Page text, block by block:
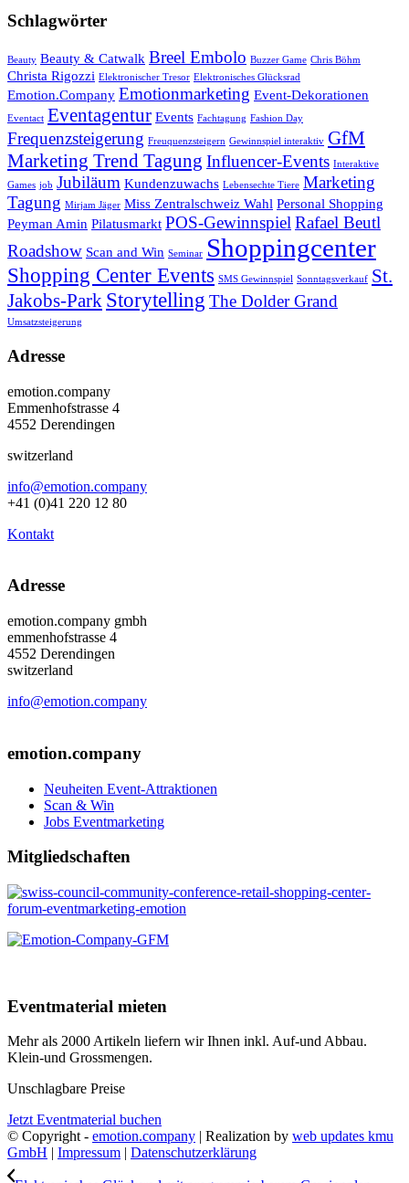
Schlagwörter
Beauty Beauty & Catwalk Breel Embolo Buzzer Game Chris Böhm
Christa Rigozzi Elektronischer Tresor Elektronisches Glücksrad
Emotion.Company Emotionmarketing Event-Dekorationen
Eventact Eventagentur Events Fachtagung Fashion Day
Frequenzsteigerung Freuquenzsteigern Gewinnspiel interaktiv GfM
Marketing Trend Tagung Influencer-Events Interaktive
Games job Jubiläum Kundenzuwachs Lebensechte Tiere Marketing
Tagung Mirjam Jäger Miss Zentralschweiz Wahl Personal Shopping
Peyman Amin Pilatusmarkt POS-GewinnspielRafael Beutl
Roadshow Scan and Win Seminar Shoppingcenter
Shopping Center Events SMS Gewinnspiel Sonntagsverkauf St.
Jakobs-Park Storytelling The Dolder Grand
Umsatzsteigerung
Adresse
emotion.company
Emmenhofstrasse 4
4552 Derendingen
switzerland
info@emotion.company
+41 (0)41 220 12 80
Kontakt
Adresse
emotion.company gmbh
emmenhofstrasse 4
4552 Derendingen
switzerland
info@emotion.company
emotion.company
Neuheiten Event-Attraktionen
Scan & Win
Jobs Eventmarketing
Mitgliedschaften
Eventmaterial mieten
Mehr als 2000 Artikeln liefern wir Ihnen inkl. Auf-und Abbau.
Klein-und Grossmengen.
Unschlagbare Preise
Jetzt Eventmaterial buchen
© Copyright - emotion.company | Realization by web updates kmu
GmbH | Impressum | Datenschutzerklärung